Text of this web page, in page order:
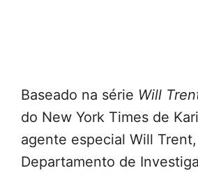
Baseado na série Will
do New York Times de
agente especial Will
Departamento de